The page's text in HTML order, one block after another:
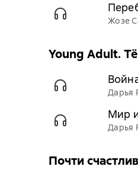
Жозе
Young Adult.
Дарья
Мир
Дарья
Почти